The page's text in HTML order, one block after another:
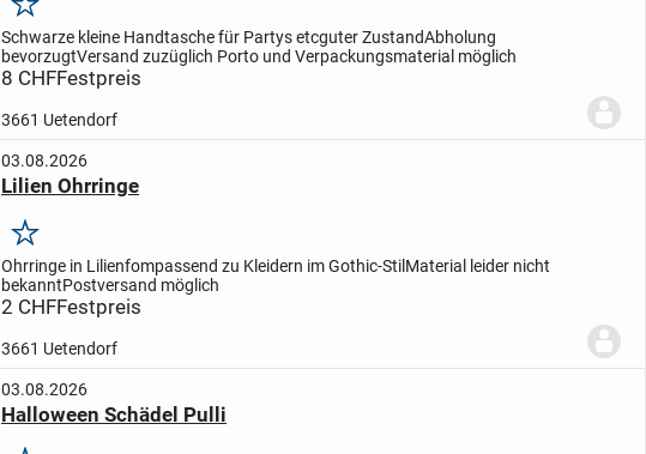
Merken
Schwarze kleine Handtasche für Partys etcguter ZustandAbholung
bevorzugtVersand zuzüglich Porto und Verpackungsmaterial möglich
8 CHFFestpreis
3661 Uetendorf
03.08.2026
Lilien Ohrringe
Merken
Ohrringe in Lilienfompassend zu Kleidern im Gothic-Stil Material leider nicht
bekanntPostversand möglich
2 CHFFestpreis
3661 Uetendorf
03.08.2026
Halloween Schädel Pulli